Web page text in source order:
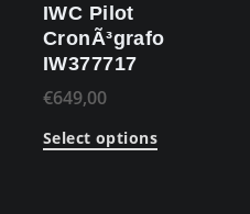
IWC Pilot
CronÃ³grafo
IW377717
€649,00
Select options